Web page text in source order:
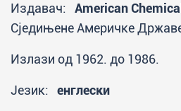
Издавач: American
Сједињене Америчке
Излази од 1962. до 1986.
Језик: енглески